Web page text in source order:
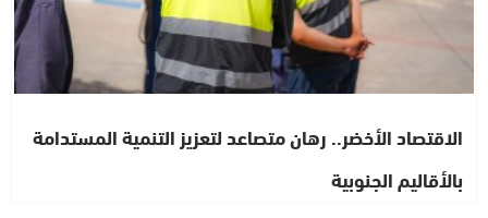
الاقتصاد الأخضر.. رهان متصاعد لتعزيز التنمية المستدامة
بالأقاليم الجنوبية